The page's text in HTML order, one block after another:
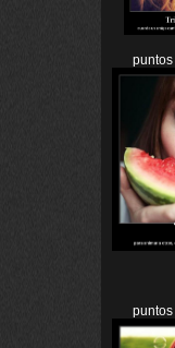
puntos
puntos